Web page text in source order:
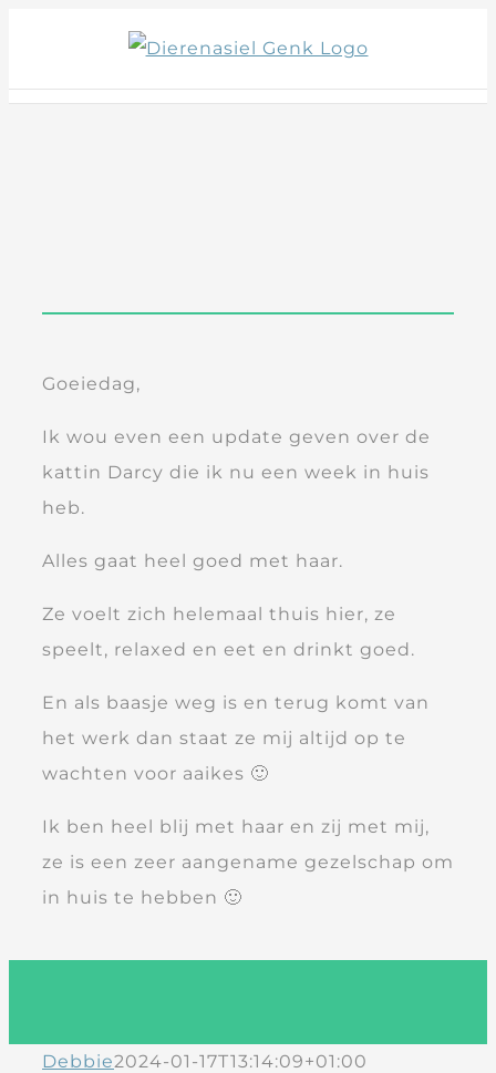
content
Goeiedag,
Ik wou even een update geven over de
kattin Darcy die ik nu een week in huis
heb.
Alles gaat heel goed met haar.
Ze voelt zich helemaal thuis hier, ze
speelt, relaxed en eet en drinkt goed.
En als baasje weg is en terug komt van
het werk dan staat ze mij altijd op te
wachten voor aaikes 🙂
Ik ben heel blij met haar en zij met mij,
ze is een zeer aangename gezelschap om
in huis te hebben 🙂
Debbie2024-01-17T13:14:09+01:00